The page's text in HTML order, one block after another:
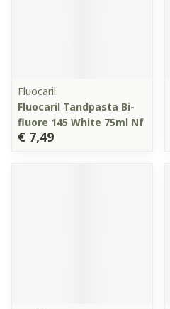
Fluocaril
Fluocaril Tandpasta Bi-
fluore 145 White 75ml Nf
€ 7,49